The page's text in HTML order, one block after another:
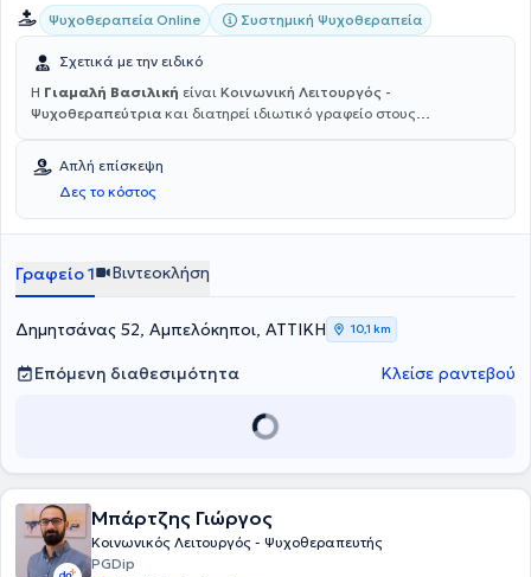
Ψυχοθεραπεία Online Συστημική Ψυχοθεραπεία
Σχετικά με την ειδικό
Η Γιαμαλή Βασιλική είναι Κοινωνική Λειτουργός -
Ψυχοθεραπεύτρια και διατηρεί ιδιωτικό γραφείο στους
έχει ειδικευτεί στην Συστημική ψυχοθεραπεία στο Θεραπευτικό και
Εκπαιδευτικό Ινστιτούτο Υπαρξιακής Συστημικής Προσέγγισης
"Αντίστιξη". Επιπλέον, έχει εργαστεί σε διαφορετικά πλαίσια,
παρεχοντας ψυχοκοινωνική στήριξη σε ευάλωτες ομάδες τόσο σε
με το Κοινοτικό Κέντρο Ψυχικής Υγείας Παγκρατίου, όπου
αναλάμβανε διαγνωστικά ραντεβού και θεραπευτικές συνεδρίες
ενήλικες και περιστατικά από όλο το φάσμα της ψυχικής υγείας.
Τέλος είναι μέλος της Ελληνικής Εταιρείας Συστημικής Θεραπείας.
Απλή επίσκεψη
Δες το κόστος
Γραφείο 1 Βιντεοκλήση
Δημητσάνας 52, Αμπελόκηποι, ΑΤΤΙΚΗ 10,1 km
Επόμενη διαθεσιμότητα Κλείσε ραντεβού
Μπάρτζης Γιώργος
Κοινωνικός Λειτουργός - Ψυχοθεραπευτής
PGDip